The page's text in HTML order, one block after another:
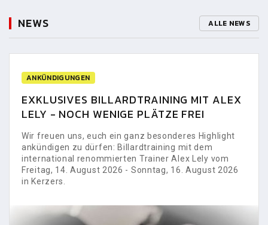
NEWS ALLE NEWS
ANKÜNDIGUNGEN
EXKLUSIVES BILLARDTRAINING MIT ALEX
LELY - NOCH WENIGE PLÄTZE FREI
Wir freuen uns, euch ein ganz besonderes Highlight
ankündigen zu dürfen: Billardtraining mit dem
international renommierten Trainer Alex Lely vom
Freitag, 14. August 2026 - Sonntag, 16. August 2026
in Kerzers.